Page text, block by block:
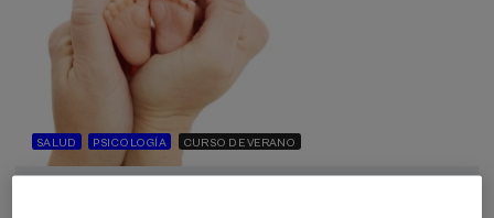
Online en directo (1)
Tipo de actividad
Programas especiales
SALUD PSICOLOGÍA CURSO DE VERANO